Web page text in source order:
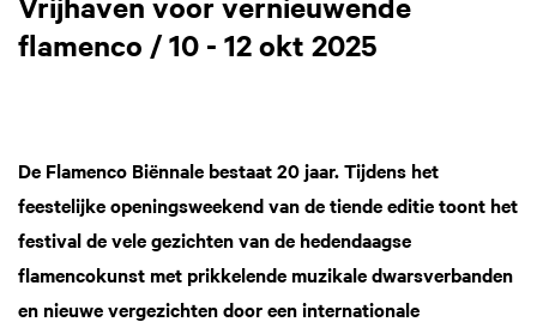
flamenco / 10 - 12 okt 2025
De Flamenco Biënnale bestaat 20 jaar. Tijdens het
feestelijke openingsweekend van de tiende editie toont het
festival de vele gezichten van de hedendaagse
flamencokunst met prikkelende muzikale dwarsverbanden
en nieuwe vergezichten door een internationale